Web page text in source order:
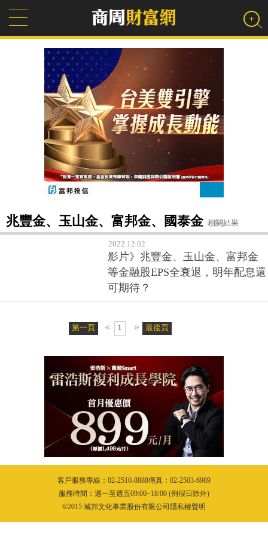
兆豐金、玉山金、富邦金、國泰金 相關結果
2022.12.02
影片》兆豐金、玉山金、富邦金
等金融股EPS全衰退，明年配息還
可期待？
第一頁 « 1 » 最後頁
客戶服務專線：02-2510-8888傳真：02-2503-6989
服務時間：週一至週五09:00~18:00 (例假日除外)
©2015 城邦文化事業股份有限公司隱私權聲明